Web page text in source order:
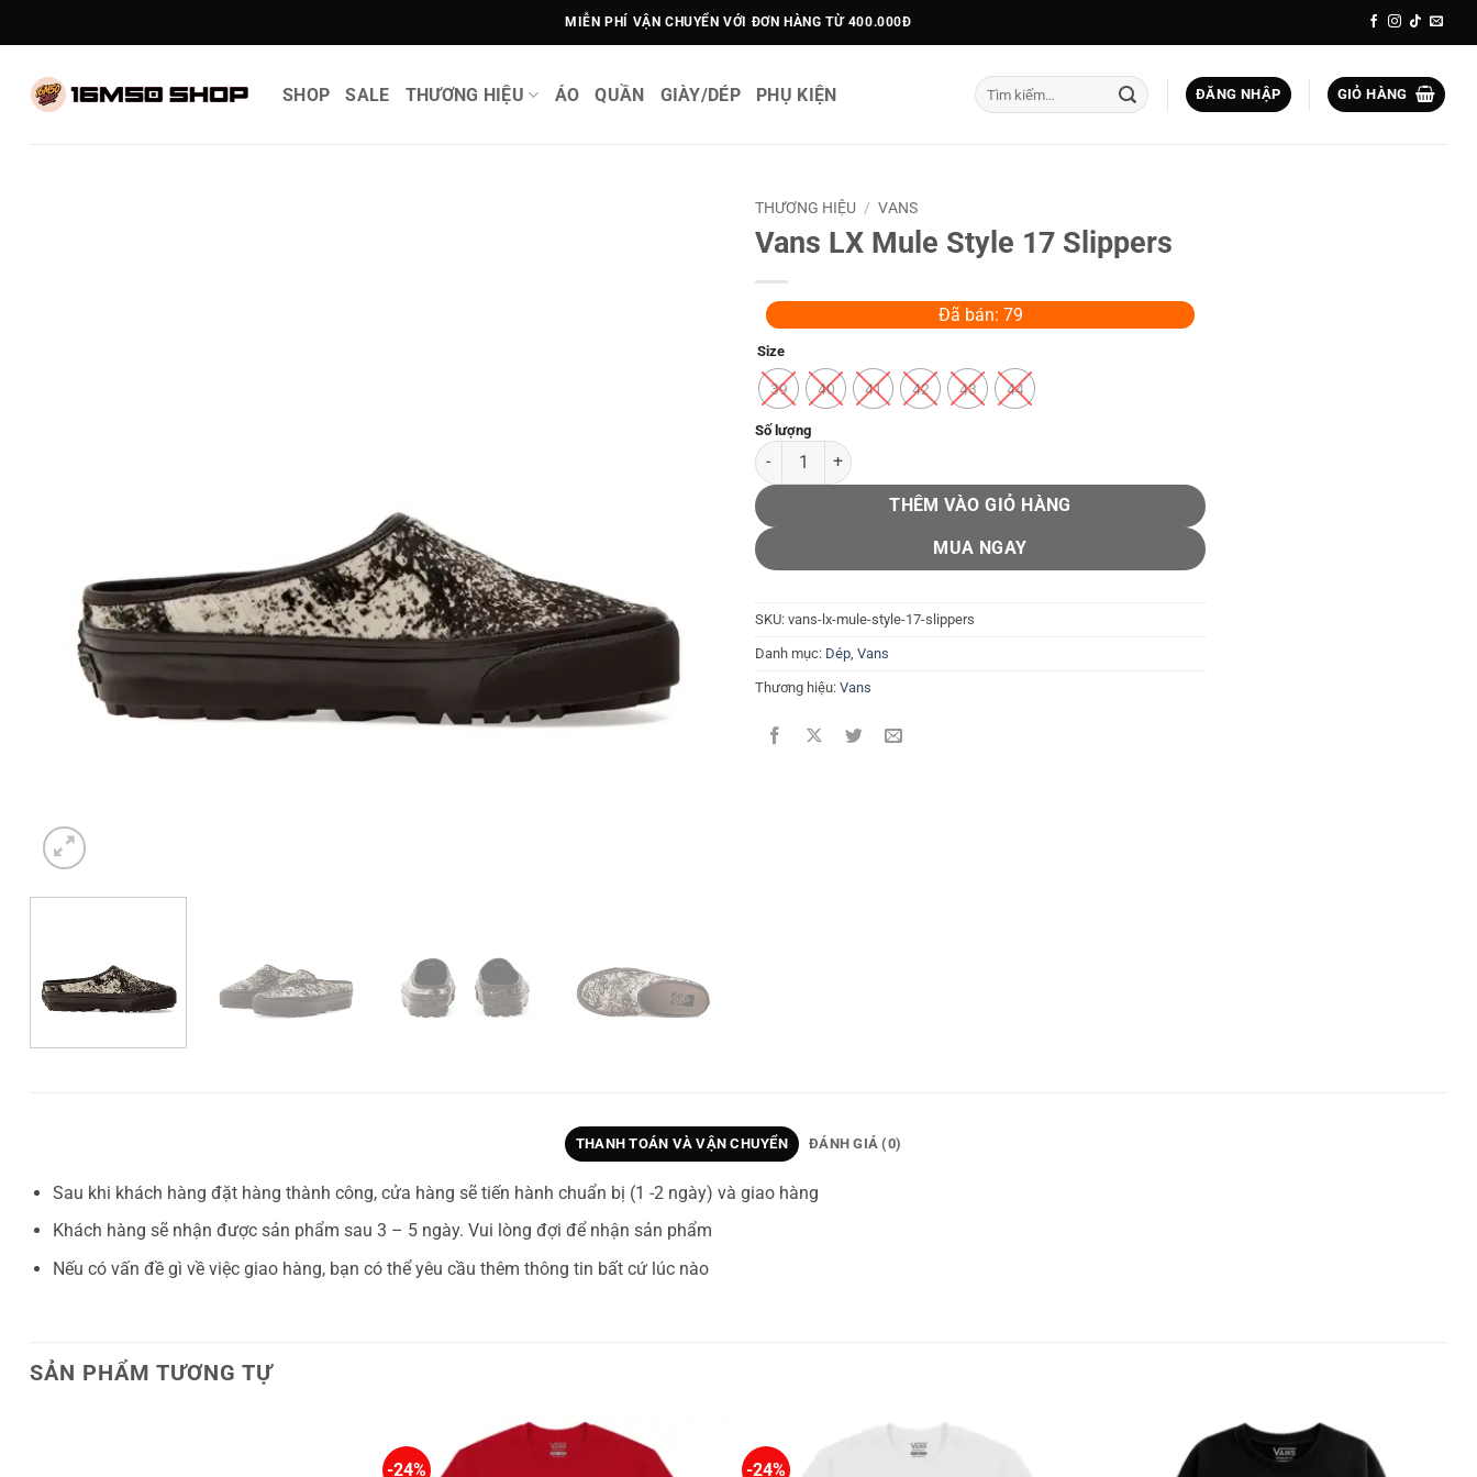
qua
dung
MIỄN PHÍ VẬN CHUYỂN VỚI ĐƠN HÀNG TỪ 400.000Đ
SHOP SALE THƯƠNG HIỆU ÁO QUẦN GIÀY/DÉP PHỤ KIỆN
Tìm
kiếm:
ĐĂNG NHẬP GIỎ HÀNG
THƯƠNG HIỆU / VANS
Vans LX Mule Style 17 Slippers
Đã bán: 79
Size
39 40 41 42 43 44
Vans LX Mule Style 17 Slippers số lượng
THÊM VÀO GIỎ HÀNG
MUA NGAY
SKU: vans-lx-mule-style-17-slippers
Danh mục: Dép Vans
Thương hiệu: Vans
THANH TOÁN VÀ VẬN CHUYỂN ĐÁNH GIÁ (0)
Sau khi khách hàng đặt hàng thành công, cửa hàng sẽ tiến hành chuẩn bị (1 -2 ngày) và giao hàng
Khách hàng sẽ nhận được sản phẩm sau 3 – 5 ngày. Vui lòng đợi để nhận sản phẩm
Nếu có vấn đề gì về việc giao hàng, bạn có thể yêu cầu thêm thông tin bất cứ lúc nào
SẢN PHẨM TƯƠNG TỰ
-24% -24%